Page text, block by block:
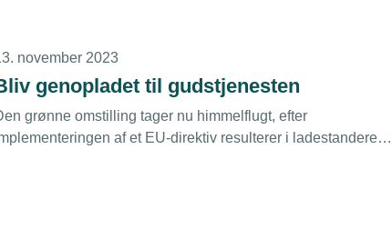
november 2023
genopladet til gudstjenesten
grønne omstilling tager nu himmelflugt, efter
af et EU-direktiv resulterer i ladestandere